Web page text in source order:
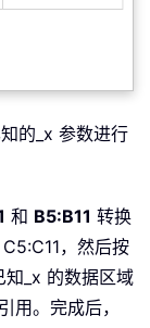
的_x 参数进行
和 B5:B11 转换
，然后按
_x 的数据区域
用。完成后，